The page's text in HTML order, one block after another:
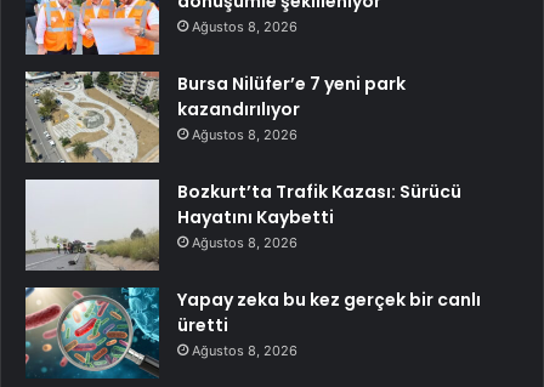
Ağustos 8, 2026
Bursa Nilüfer’e 7 yeni park
kazandırılıyor
Ağustos 8, 2026
Bozkurt’ta Trafik Kazası: Sürücü
Hayatını Kaybetti
Ağustos 8, 2026
Yapay zeka bu kez gerçek bir canlı
üretti
Ağustos 8, 2026